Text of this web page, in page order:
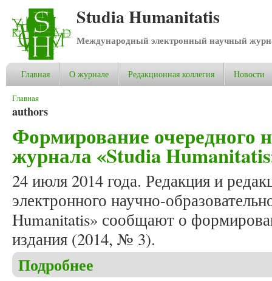
Studia Humanitatis
Международный электронный научный
Главная О журнале Редакционная коллегия Новости
Вы здесь
Главная
authors
Формирование очередного
журнала «Studia
24 июля 2014 года. Редакция и
электронного научно-
Humanitatis» сообщают о
издания (2014, № 3).
Подробнее